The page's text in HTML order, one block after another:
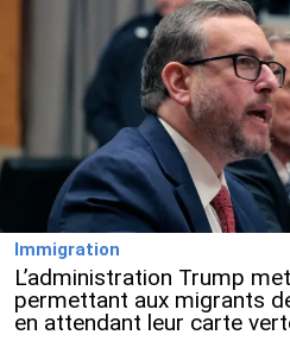
Immigration
L’administration Trump
permettant aux migrants
en attendant leur carte